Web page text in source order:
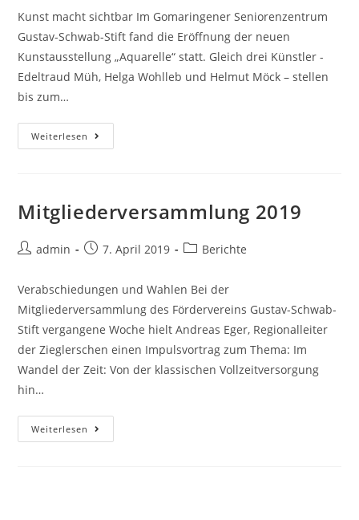
Kunst macht sichtbar Im Gomaringener Seniorenzentrum
Gustav-Schwab-Stift fand die Eröffnung der neuen
Kunstausstellung „Aquarelle“ statt. Gleich drei Künstler -
Edeltraud Müh, Helga Wohlleb und Helmut Möck – stellen
bis zum…
Weiterlesen Ausstellungseröffnung
2019
Mitgliederversammlung 2019
Beitrags-
admin
Beitrag7. April 2019
Beitrags-
Berichte
Verabschiedungen und Wahlen Bei der
Mitgliederversammlung des Fördervereins Gustav-Schwab-
Stift vergangene Woche hielt Andreas Eger, Regionalleiter
der Zieglerschen einen Impulsvortrag zum Thema: Im
Wandel der Zeit: Von der klassischen Vollzeitversorgung
hin…
Weiterlesen Mitgliederversammlung
2019